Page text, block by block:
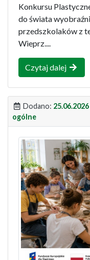
Konkursu
do świata
przedszkolaków z
Wieprz....
Czytaj dalej
Dodano: 25.06.2026
ogólne